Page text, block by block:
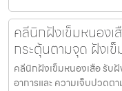
คลีนิกฝังเข็มหนองเ
กระตุ้นตามจุด ฝังเ
คลีนิกฝังเข็มหนองเสือ รับฝั
อาการและ ความเจ็บปวดต